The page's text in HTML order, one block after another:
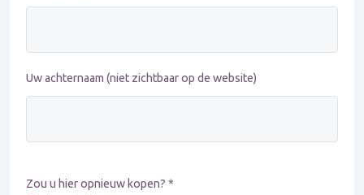
Uw achternaam (niet zichtbaar op de website)
Zou u hier opnieuw kopen? *